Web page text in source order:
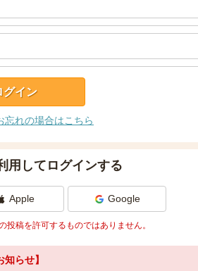
忘れの場合はこちら
用してログインする
Apple Google
稿を許可するものではありません。
知らせ】